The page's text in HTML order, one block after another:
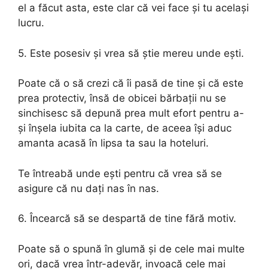
el a făcut asta, este clar că vei face și tu același
lucru.
5. Este posesiv și vrea să știe mereu unde ești.
Poate că o să crezi că îi pasă de tine și că este
prea protectiv, însă de obicei bărbații nu se
sinchisesc să depună prea mult efort pentru a-
și înșela iubita ca la carte, de aceea își aduc
amanta acasă în lipsa ta sau la hoteluri.
Te întreabă unde ești pentru că vrea să se
asigure că nu dați nas în nas.
6. Încearcă să se despartă de tine fără motiv.
Poate să o spună în glumă și de cele mai multe
ori, dacă vrea într-adevăr, invoacă cele mai